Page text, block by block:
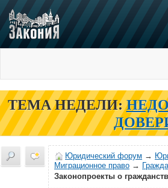
ТЕМА НЕДЕЛИ:
Юридический форум →
Миграционное право →
Законопроекты о